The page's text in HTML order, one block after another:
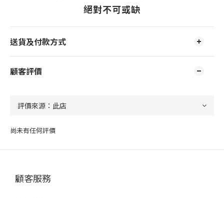
絕對不可或缺
送貨及付款方式
顧客評價
尚未有任何評價
顧客服務